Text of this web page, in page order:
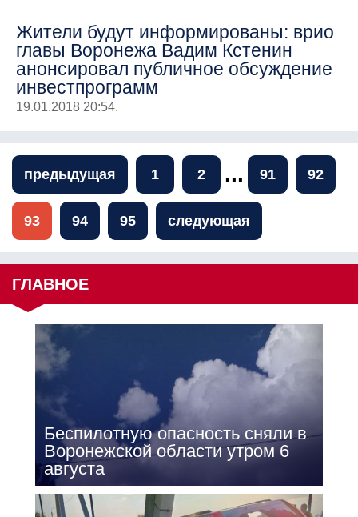
Жители будут информированы: врио
главы Воронежа Вадим Кстенин
анонсировал публичное обсуждение
инвестпрограмм
19.01.2018 20:54.
предыдущая 1 2 ... 91 92
93 94 95 следующая
ГЛАВНОЕ
Беспилотную опасность сняли в
Воронежской области утром 6
августа